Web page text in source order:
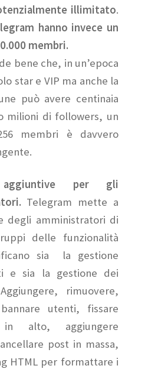
illimitato.
hanno invece un
membri.
bene che, in un’epoca
star e VIP ma anche la
può avere centinaia
milioni di followers, un
membri è davvero
aggiuntive per gli
Telegram mette a
degli amministratori di
delle funzionalità
sia la gestione
e sia la gestione dei
rimuovere,
utenti, fissare
in alto, aggiungere
post in massa,
HTML per formattare i